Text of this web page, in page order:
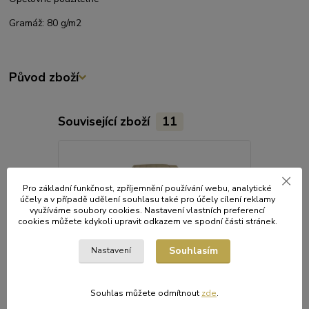
Gramáž: 80 g/m2
Původ zboží
Související zboží 11
Pro základní funkčnost, zpříjemnění používání webu, analytické
účely a v případě udělení souhlasu také pro účely cílení reklamy
využíváme soubory cookies. Nastavení vlastních preferencí
cookies můžete kdykoli upravit odkazem ve spodní části stránek.
Nastavení Souhlasím
Souhlas můžete odmítnout zde.